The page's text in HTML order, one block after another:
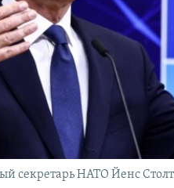
секретарь НАТО Йенс